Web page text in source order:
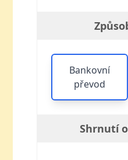
Bankovní
převod
Shrnutí